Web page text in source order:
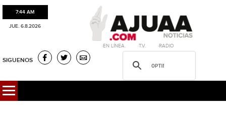
7:44 AM
JUE. 6.8.2026
·EN LÍNEA. ·T.V. ·RADIO
SIGUENOS